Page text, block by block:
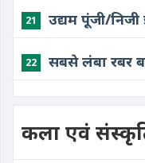
21 उद्यम पूंजी/निजी
22 सबसे लंबा रबर
कला एवं